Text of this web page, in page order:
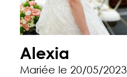
Alexia
Mariée le 20/05/2023